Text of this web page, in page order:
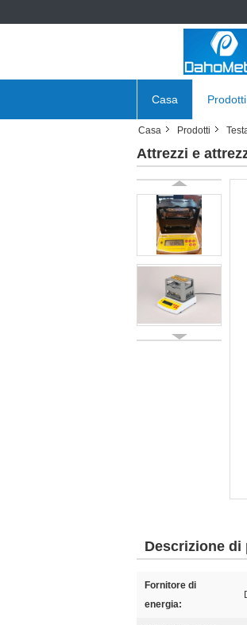
Casa Prodotti
Casa Prodotti
Attrezzi e
Descrizione
Fornitore di
energia: